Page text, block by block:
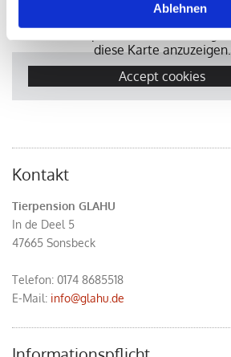
Ablehnen
diese Karte anzuzeigen.
Accept cookies
Kontakt
Tierpension GLAHU
In de Deel 5
47665 Sonsbeck
Telefon: 0174 8685518
E-Mail: info@glahu.de